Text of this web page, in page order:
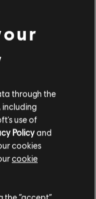
through the
including
use of
Policyand
cookies
cookie
the “accept”